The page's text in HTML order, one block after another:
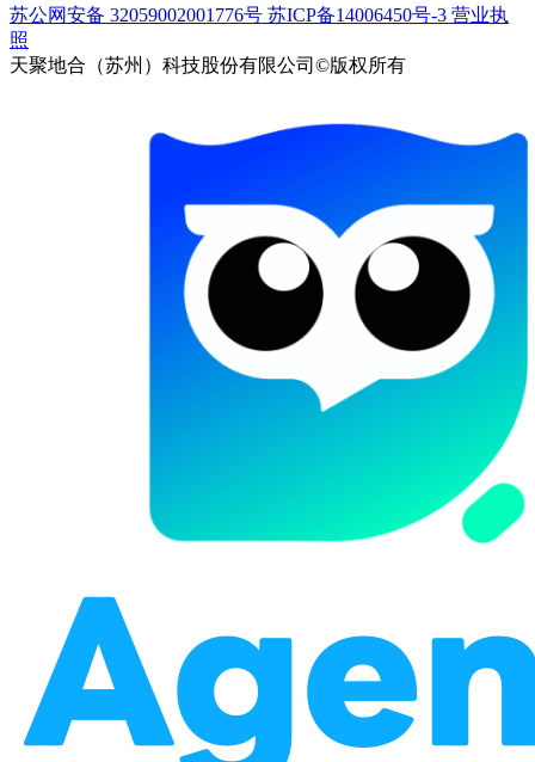
苏公网安备 32059002001776号 苏ICP备14006450号-3 营业执
照
天聚地合（苏州）科技股份有限公司©版权所有